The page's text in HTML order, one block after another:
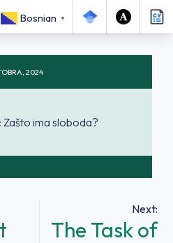
Bosnian ▼
CURRENT">ZAŠTO IMA
2024
Zašto ima sloboda?
Next:
The Task of